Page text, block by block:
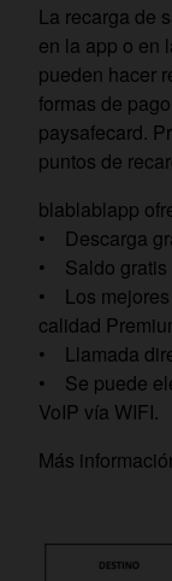
La recarga de
en la app o en
pueden hacer
formas de
paysafecard.
puntos de
blablablapp
• Descarga
• Saldo gratis
• Los mejores
calidad
• Llamada
• Se puede
VoIP vía WIFI.
Más